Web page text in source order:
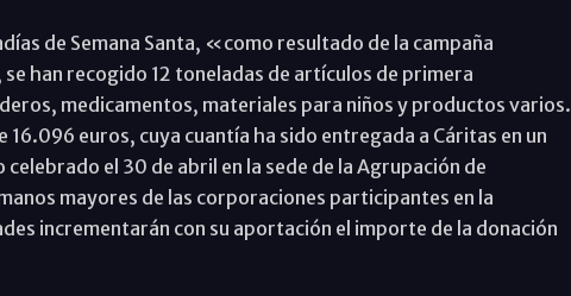
de Semana Santa, «como resultado de la campaña
han recogido 12 toneladas de artículos de primera
medicamentos, materiales para niños y productos varios.
euros, cuya cuantía ha sido entregada a Cáritas en un
el 30 de abril en la sede de la Agrupación de
mayores de las corporaciones participantes en la
incrementarán con su aportación el importe de la donación